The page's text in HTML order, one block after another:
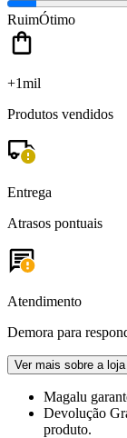
RuimÓtimo
+1mil
Produtos vendidos
Entrega
Atrasos pontuais
Atendimento
Demora para
Ver mais sobre a loja
Magalu
Devolução
produto.